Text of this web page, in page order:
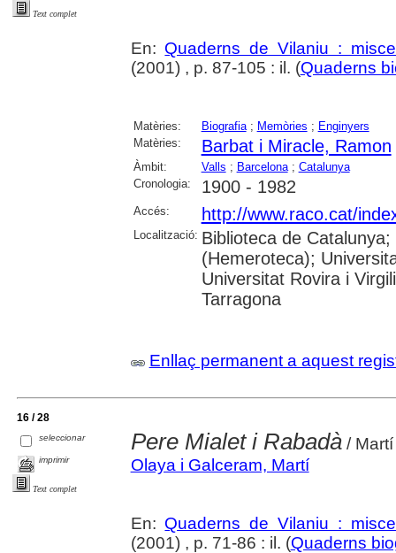
Text complet
En: Quaderns de Vilaniu :
(2001) , p. 87-105 : il. (Quaderns
Matèries: Biografia; Memòries ; Enginyers
Matèries:
Barbat i Miracle, Ramon
Àmbit: Valls ; Barcelona; Catalunya
Cronologia:
1900 - 1982
Accés: http://www.raco.cat/
Localització: Biblioteca de
(Hemeroteca);
Universitat Rovira i
Tarragona
Enllaç permanent a aquest
16 / 28
seleccionar
imprimir
Text complet
Pere Mialet i Rabadà/ Martí
Olaya i Galceram, Martí
En: Quaderns de Vilaniu :
(2001) , p. 71-86 : il. (Quaderns